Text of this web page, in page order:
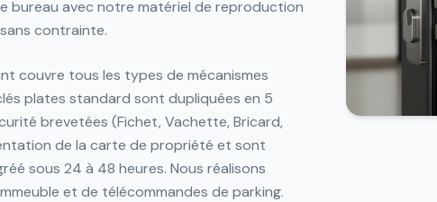
bureau avec notre matériel de reproduction
contrainte.
couvre tous les types de mécanismes
plates standard sont dupliquées en 5
brevetées (Fichet, Vachette, Bricard,
de la carte de propriété et sont
sous 24 à 48 heures. Nous réalisons
et de télécommandes de parking.